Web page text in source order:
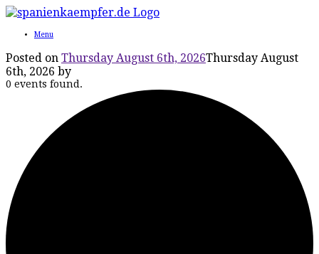
Menu
Posted on Thursday August 6th, 2026Thursday August
6th, 2026 by
0 events found.